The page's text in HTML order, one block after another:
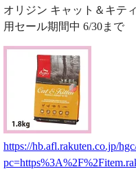
オリジン キャット＆キテ
用セール期間中 6/30まで
https://hb.afl.rakuten.co.jp/